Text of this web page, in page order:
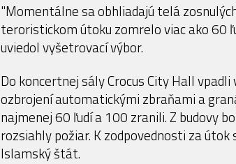
"Momentálne sa obhliadajú telá
teroristickom útoku zomrelo viac ako 60
uviedol vyšetrovací výbor.
Do koncertnej sály Crocus City Hall
ozbrojení automatickými zbraňami a
najmenej 60 ľudí a 100 zranili. Z budovy
rozsiahly požiar. K zodpovednosti za
Islamský štát.